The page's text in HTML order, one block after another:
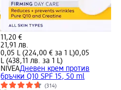
11,20 €
21,91 лв.
0,05 L (224,00 € за 1 L)0,05
L (438,11 лв. за 1 L)
NIVEAДневен крем против
бръчки Q10 SPF 15, 50 ml
(314)